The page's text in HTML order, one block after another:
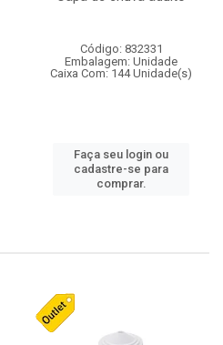
Código: 832331
Embalagem: Unidade
Caixa Com: 144 Unidade(s)
Faça seu login ou
cadastre-se para
comprar.